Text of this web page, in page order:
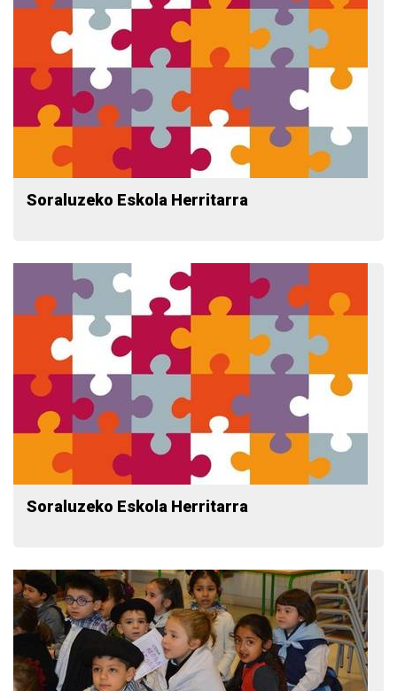
Soraluzeko Eskola Herritarra
Soraluzeko Eskola Herritarra